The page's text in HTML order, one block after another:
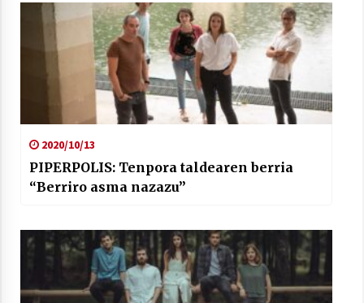
2020/10/13
PIPERPOLIS: Tenpora taldearen berria
“Berriro asma nazazu”